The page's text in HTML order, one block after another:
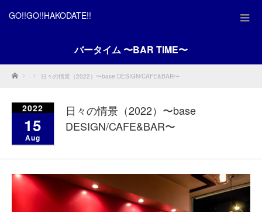
GO!!GO!!HAKODATE!!
バータイム 〜BAR TIME〜
Home 日々の情景（2022）〜base DESIGN/CAFE&BAR〜
2022
15
Aug
日々の情景（2022）〜base
DESIGN/CAFE&BAR〜